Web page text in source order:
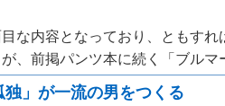
な内容となっており、ともすれ
、前掲パンツ本に続く「ブル
独」が一流の男をつくる